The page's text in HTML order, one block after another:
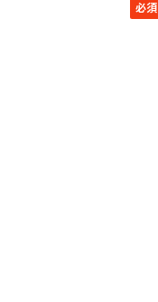
必須